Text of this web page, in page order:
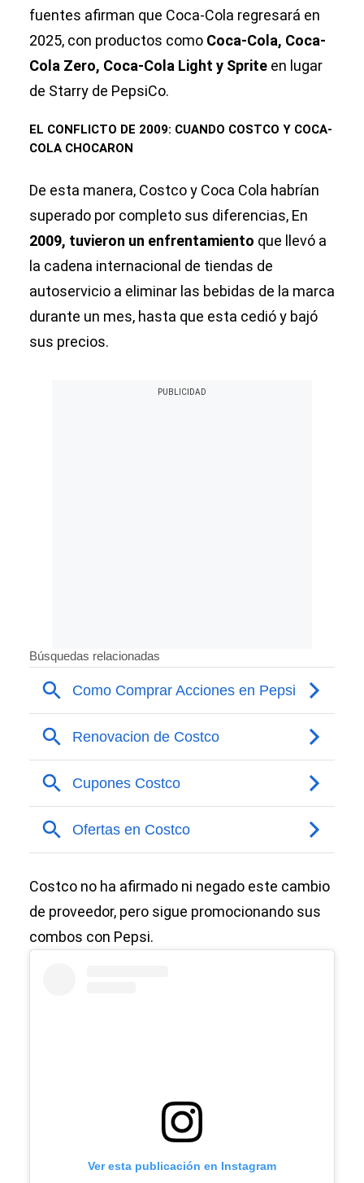
fuentes afirman que Coca-Cola regresará en
2025, con productos como Coca-Cola, Coca-
Cola Zero, Coca-Cola Light y Sprite en lugar
de Starry de PepsiCo.
EL CONFLICTO DE 2009: CUANDO COSTCO Y COCA-
COLA CHOCARON
De esta manera, Costco y Coca Cola habrían
superado por completo sus diferencias, En
2009, tuvieron un enfrentamiento que llevó a
la cadena internacional de tiendas de
autoservicio a eliminar las bebidas de la marca
durante un mes, hasta que esta cedió y bajó
sus precios.
Costco no ha afirmado ni negado este cambio
de proveedor, pero sigue promocionando sus
combos con Pepsi.
Ver esta publicación en Instagram